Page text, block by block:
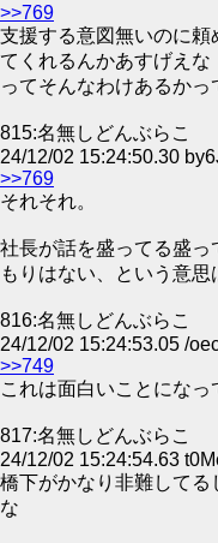
>>769
支援する意図無いのに頼
てくれるんかあすげえな
ってそんなわけあるかっ
815:名無しどんぶらこ
24/12/02 15:24:50.30
>>769
それそれ。
社長が話を盛ってる盛
もりはない、という意思
816:名無しどんぶらこ
24/12/02 15:24:53.05 /
>>749
これは面白いことになっ
817:名無しどんぶらこ
24/12/02 15:24:54.63
橋下がかなり非難して
な